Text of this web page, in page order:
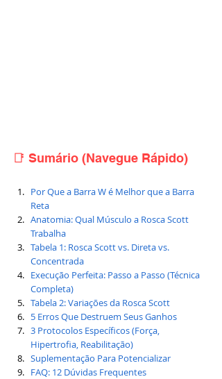
📑 Sumário (Navegue Rápido)
Por Que a Barra W é Melhor que a Barra
Reta
Anatomia: Qual Músculo a Rosca Scott
Trabalha
Tabela 1: Rosca Scott vs. Direta vs.
Concentrada
Execução Perfeita: Passo a Passo (Técnica
Completa)
Tabela 2: Variações da Rosca Scott
5 Erros Que Destruem Seus Ganhos
3 Protocolos Específicos (Força,
Hipertrofia, Reabilitação)
Suplementação Para Potencializar
FAQ: 12 Dúvidas Frequentes